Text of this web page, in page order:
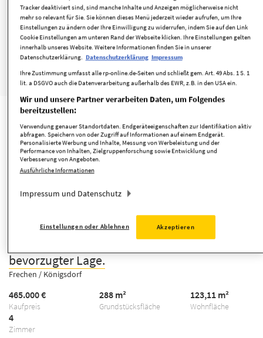
Zimmer
Gäste-WC offene Küche Garten vorhanden Nichtraucher
minimieren merken
Frechen-Königsdorf, Reihenmittelhaus in
bevorzugter Lage.
Frechen / Königsdorf
Kaufpreis
465.000 €
Grundstücksfläche
288 m²
Wohnfläche
123,11 m²
Zimmer
4
Tracker deaktiviert sind, sind manche Inhalte und Anzeigen möglicherweise nicht
mehr so relevant für Sie. Sie können dieses Menü jederzeit wieder aufrufen, um Ihre
Einstellungen zu ändern oder Ihre Einwilligung zu widerrufen, indem Sie auf den Link
Cookie Einstellungen am unteren Rand der Webseite klicken. Ihre Einstellungen gelten
innerhalb unseres Website. Weitere Informationen finden Sie in unserer
Datenschutzerklärung. Datenschutzerklärung Impressum
Ihre Zustimmung umfasst alle rp-online.de-Seiten und schließt gem. Art. 49 Abs. 1 S. 1
lit. a DSGVO auch die Datenverarbeitung außerhalb des EWR, z.B. in den USA ein.
Wir und unsere Partner verarbeiten Daten, um Folgendes
bereitzustellen:
Verwendung genauer Standortdaten. Endgeräteeigenschaften zur Identifikation aktiv
abfragen. Speichern von oder Zugriff auf Informationen auf einem Endgerät.
Personalisierte Werbung und Inhalte, Messung von Werbeleistung und der
Performance von Inhalten, Zielgruppenforschung sowie Entwicklung und
Verbesserung von Angeboten.
Ausführliche Informationen
Impressum und Datenschutz
Einstellungen oder Ablehnen Akzeptieren